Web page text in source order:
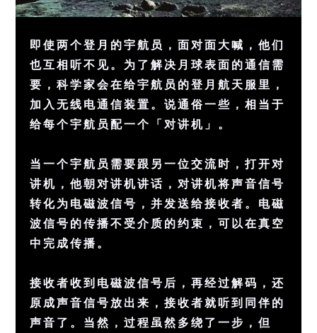
即使两个登月的宇航员，面对面大喊，他们
也互相听不见。为了解决月球表面的通信需
要，科学家会在给宇航员的登月航天服里，
加入无线电通信装置。说通俗一些，相当于
给每个宇航员配一个「对讲机」。
当一个宇航员需要跟另一位交流时，打开对
讲机，他朝对讲机讲话，对讲机将声音信号
转化为电磁波信号，并发送给接收者。电磁
波信号的传播不受介质的约束，可以在真空
中完成传播。
接收者收到电磁波信号后，再经过解码，还
原成声音信号放出来，接收者就听到同伴的
声音了。当然，过程虽然多绕了一步，但